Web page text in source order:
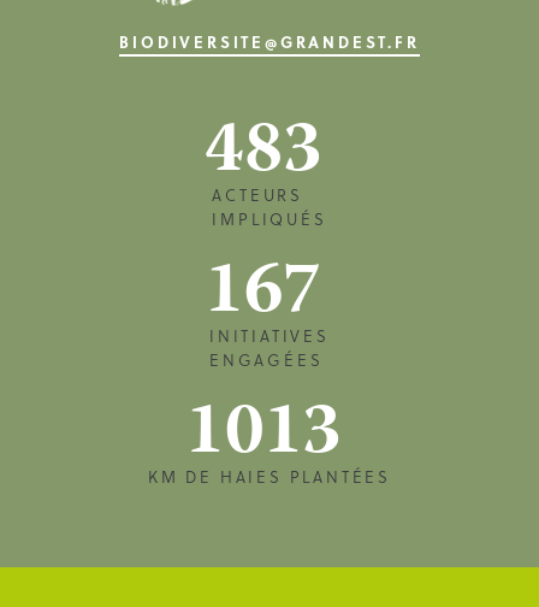
BIODIVERSITE@GRANDEST.FR
483
ACTEURS
IMPLIQUÉS
167
INITIATIVES
ENGAGÉES
1013
KM DE HAIES PLANTÉES